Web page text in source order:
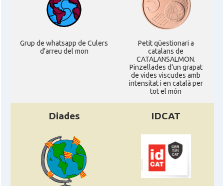
Grup de whatsapp de Culers
d'arreu del mon
Petit qüestionari a
catalans de
CATALANSALMON.
Pinzellades d'un grapat
de vides viscudes amb
intensitat i en català per
tot el món
Diades IDCAT